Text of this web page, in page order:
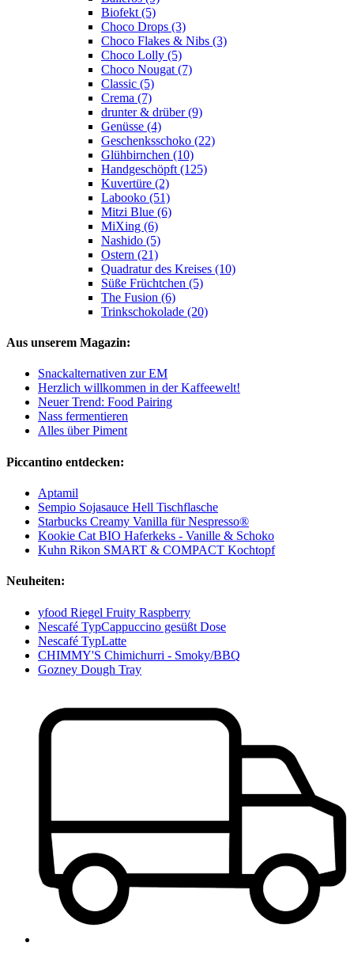
Biofekt (5)
Choco Drops (3)
Choco Flakes & Nibs (3)
Choco Lolly (5)
Choco Nougat (7)
Classic (5)
Crema (7)
drunter & drüber (9)
Genüsse (4)
Geschenksschoko (22)
Glühbirnchen (10)
Handgeschöpft (125)
Kuvertüre (2)
Labooko (51)
Mitzi Blue (6)
MiXing (6)
Nashido (5)
Ostern (21)
Quadratur des Kreises (10)
Süße Früchtchen (5)
The Fusion (6)
Trinkschokolade (20)
Aus unserem Magazin:
Snackalternativen zur EM
Herzlich willkommen in der Kaffeewelt!
Neuer Trend: Food Pairing
Nass fermentieren
Alles über Piment
Piccantino entdecken:
Aptamil
Sempio Sojasauce Hell Tischflasche
Starbucks Creamy Vanilla für Nespresso®
Kookie Cat BIO Haferkeks - Vanille & Schoko
Kuhn Rikon SMART & COMPACT Kochtopf
Neuheiten:
yfood Riegel Fruity Raspberry
Nescafé TypCappuccino gesüßt Dose
Nescafé TypLatte
CHIMMY'S Chimichurri - Smoky/BBQ
Gozney Dough Tray